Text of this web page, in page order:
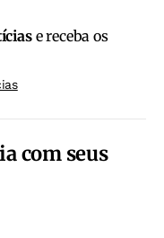
e receba os
com seus